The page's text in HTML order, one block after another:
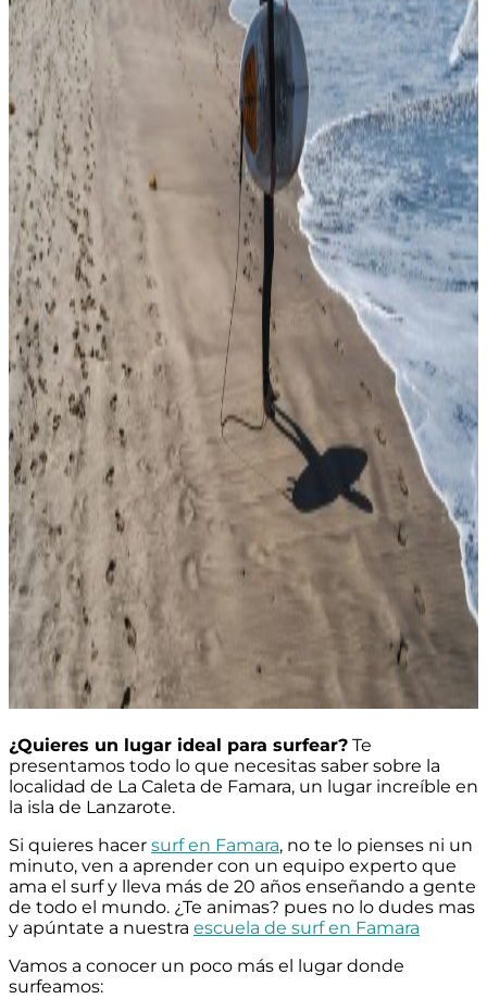
¿Quieres un lugar ideal para surfear? Te
presentamos todo lo que necesitas saber sobre la
localidad de La Caleta de Famara, un lugar increíble en
la isla de Lanzarote.
Si quieres hacer surf en Famara, no te lo pienses ni un
minuto, ven a aprender con un equipo experto que
ama el surf y lleva más de 20 años enseñando a gente
de todo el mundo. ¿Te animas? pues no lo dudes mas
y apúntate a nuestra escuela de surf en Famara
Vamos a conocer un poco más el lugar donde
surfeamos: